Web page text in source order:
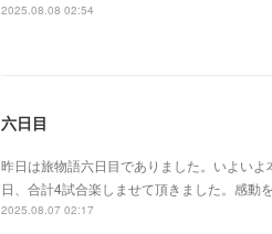
2025.08.08 02:54
六日目
昨日は旅物語六日目でありました。いよい
日、合計4試合楽しませて頂きました。感動
2025.08.07 02:17